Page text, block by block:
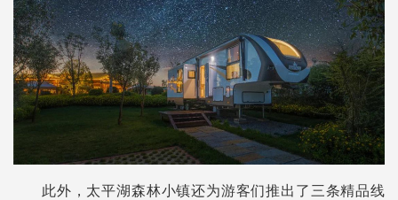
此外，太平湖森林小镇还为游客们推出了三条精品线